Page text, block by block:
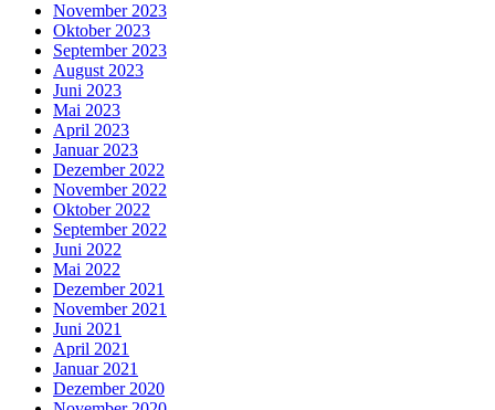
November 2023
Oktober 2023
September 2023
August 2023
Juni 2023
Mai 2023
April 2023
Januar 2023
Dezember 2022
November 2022
Oktober 2022
September 2022
Juni 2022
Mai 2022
Dezember 2021
November 2021
Juni 2021
April 2021
Januar 2021
Dezember 2020